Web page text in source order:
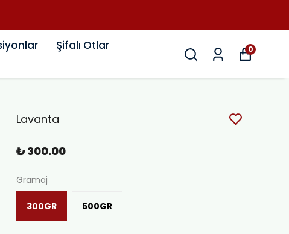
Şifalı Otlar
0
Lavanta
₺ 300.00
Gramaj
300GR 500GR